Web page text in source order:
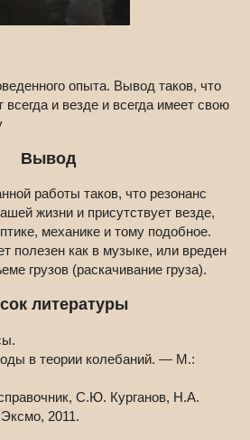
опыта. Вывод таков, что
всегда и везде и всегда имеет свою
Вывод
работы таков, что резонанс
жизни и присутствует везде,
механике и тому подобное.
полезен как в музыке, или вреден
грузов (раскачивание груза).
литературы
в теории колебаний. — М.:
С.Ю. Курганов, Н.А.
2011.